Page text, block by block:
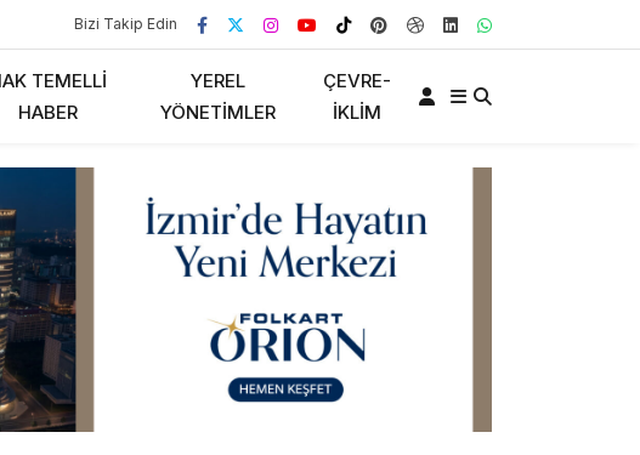
Bizi Takip Edin
TEMELLI
HABER
YEREL
YÖNETIMLER
ÇEVRE-
İKLIM